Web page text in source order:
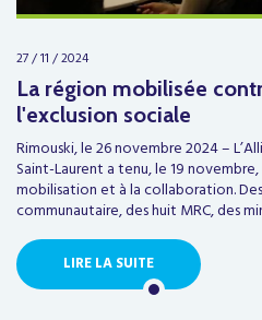
27 / 11 / 2024
La région mobilisée
l'exclusion sociale
Rimouski, le 26 novembre 2024 –
Saint-Laurent a tenu, le 19
mobilisation et à la collaboration.
communautaire, des huit MRC, des
LIRE LA SUITE